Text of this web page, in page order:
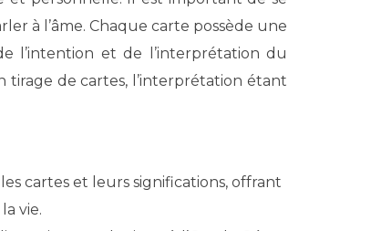
à l’âme. Chaque carte possède une
l’intention et de l’interprétation du
tirage de cartes, l’interprétation étant
cartes et leurs significations, offrant
vie.